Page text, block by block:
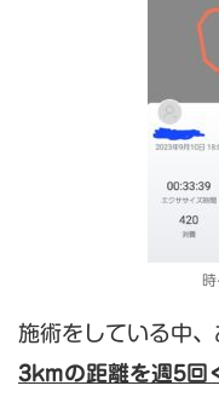
施術をしている中
3kmの距離を週5回